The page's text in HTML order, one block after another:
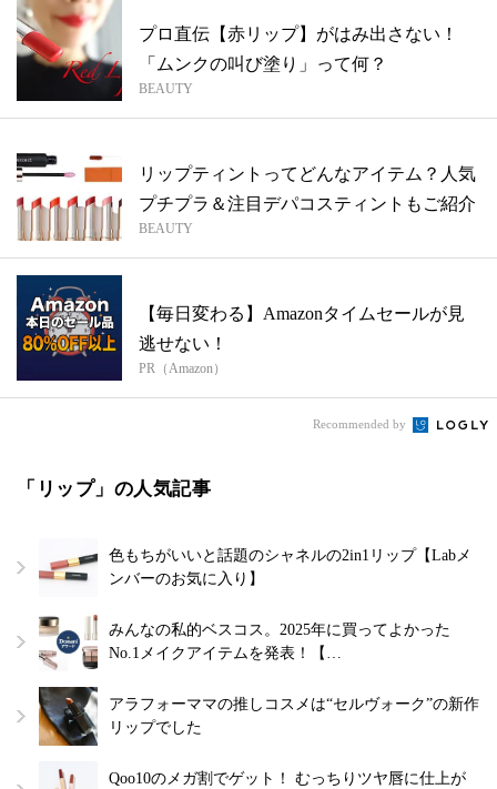
プロ直伝【赤リップ】がはみ出さない！
「ムンクの叫び塗り」って何？
BEAUTY
リップティントってどんなアイテム？人気
プチプラ＆注目デパコスティントもご紹介
BEAUTY
【毎日変わる】Amazonタイムセールが見
逃せない！
PR（Amazon）
Recommended by
「リップ」の人気記事
色もちがいいと話題のシャネルの2in1リップ【Labメ
ンバーのお気に入り】
みんなの私的ベスコス。2025年に買ってよかった
No.1メイクアイテムを発表！【…
アラフォーママの推しコスメは“セルヴォーク”の新作
リップでした
Qoo10のメガ割でゲット！ むっちりツヤ唇に仕上が